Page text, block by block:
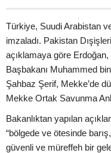
Türkiye, Suudi Arabistan
imzaladı. Pakistan
açıklamaya göre
Başbakanı Muhammed
Şahbaz Şerif, Mekke’de
Mekke Ortak Savunma
Bakanlıktan yapılan
“bölgede ve ötesinde
güvenli ve müreffeh bir